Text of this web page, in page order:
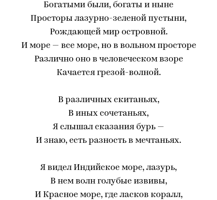
Богатыми были, богаты и ныне
Просторы лазурно-зеленой пустыни,
Рождающей мир островной.
И море — все море, но в вольном просторе
Различно оно в человеческом взоре
Качается грезой-волной.
В различных скитаньях,
В иных сочетаньях,
Я слышал сказания бурь —
И знаю, есть разность в мечтаньях.
Я видел Индийское море, лазурь,
В нем волн голубые извивы,
И Красное море, где ласков коралл,